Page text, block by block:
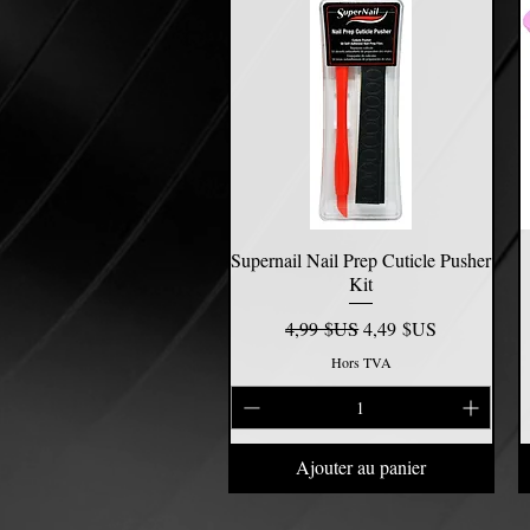
Aperçu rapide
Supernail Nail Prep Cuticle Pusher
Kit
Prix original
4,99 $USPrix promotionnel
4,49 $US
Hors TVA
Ajouter au panier